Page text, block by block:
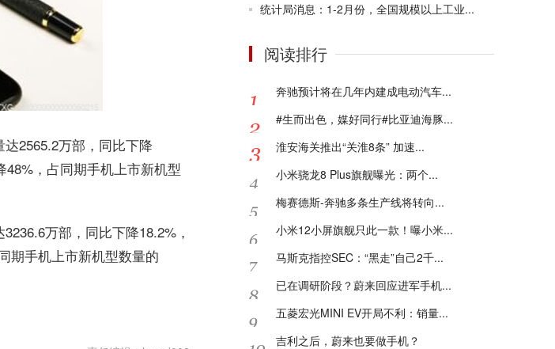
2565.2万部，同比下降
，占同期手机上市新机型
万部，同比下降18.2%，
期手机上市新机型数量的
统计局消息：1-2月份，全国规模以上工业...
阅读排行
奔驰预计将在几年内建成电动汽车...
#生而出色，媒好同行#比亚迪海豚...
淮安海关推出“关淮8条” 加速...
小米骁龙8 Plus旗舰曝光：两个...
梅赛德斯-奔驰多条生产线将转向...
小米12小屏旗舰只此一款！曝小米...
马斯克指控SEC：“黑走”自己2千...
已在调研阶段？蔚来回应进军手机...
五菱宏光MINI EV开局不利：销量...
吉利之后，蔚来也要做手机？